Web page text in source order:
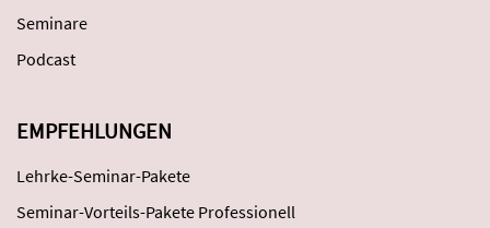
Seminare
Podcast
EMPFEHLUNGEN
Lehrke-Seminar-Pakete
Seminar-Vorteils-Pakete Professionell